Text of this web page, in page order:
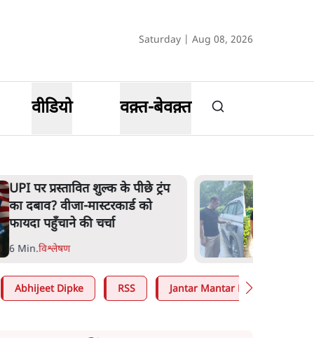
Saturday | Aug 08, 2026
वीडियो वक़्त-बेवक़्त
UPI पर प्रस्तावित शुल्क के पीछे ट्रंप
का दबाव? वीजा-मास्टरकार्ड को
फायदा पहुँचाने की चर्चा
6 Min.विश्लेषण
Abhijeet Dipke RSS Jantar Mantar Protests